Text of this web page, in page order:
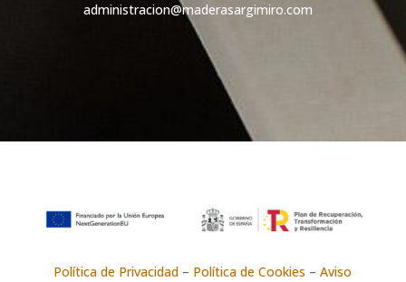
administracion@maderasargimiro.com
Política de Privacidad – Política de Cookies –Aviso